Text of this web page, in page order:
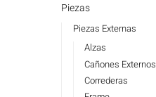
Piezas
Piezas Externas
Alzas
Cañones Externos
Correderas